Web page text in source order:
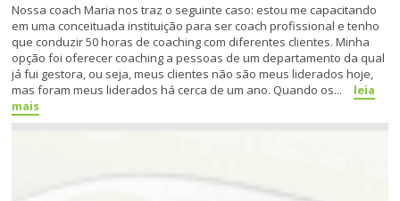
Nossa coach Maria nos traz o seguinte caso: estou me capacitando
em uma conceituada instituição para ser coach profissional e tenho
que conduzir 50 horas de coaching com diferentes clientes. Minha
opção foi oferecer coaching a pessoas de um departamento da qual
já fui gestora, ou seja, meus clientes não são meus liderados hoje,
mas foram meus liderados há cerca de um ano. Quando os...
leia
mais